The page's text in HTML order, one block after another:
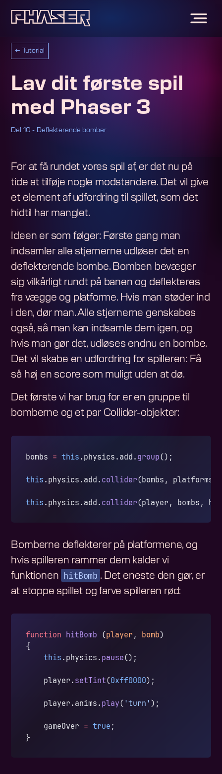
← Tutorial
Lav dit første spil
med Phaser 3
Del 10 - Deflekterende bomber
For at få rundet vores spil af, er det nu på
tide at tilføje nogle modstandere. Det vil give
et element af udfordring til spillet, som det
hidtil har manglet.
Ideen er som følger: Første gang man
indsamler alle stjernerne udløser det en
deflekterende bombe. Bomben bevæger
sig vilkårligt rundt på banen og deflekteres
fra vægge og platforme. Hvis man støder ind
i den, dør man. Alle stjernerne genskabes
også, så man kan indsamle dem igen, og
hvis man gør det, udløses endnu en bombe.
Det vil skabe en udfordring for spilleren: Få
så høj en score som muligt uden at dø.
Det første vi har brug for er en gruppe til
bomberne og et par Collider-objekter:
bombs = this .physics.add. group();
this .physics.add. collider(bombs, platforms);
this .physics.add. collider(player, bombs,
Bomberne deflekterer på platformene, og
hvis spilleren rammer dem kalder vi
funktionen hitBomb . Det eneste den gør, er
at stoppe spillet og farve spilleren rød:
function hitBomb (player , bomb)
{
    this
.physics. pause();
    player.
setTint(0xff0000);
    player.anims.
play( 'turn' );
    gameOver
= true ;
}